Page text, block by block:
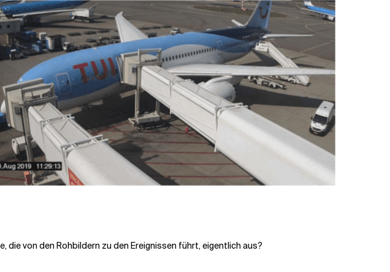
die von den Rohbildern zu den Ereignissen führt, eigentlich aus?